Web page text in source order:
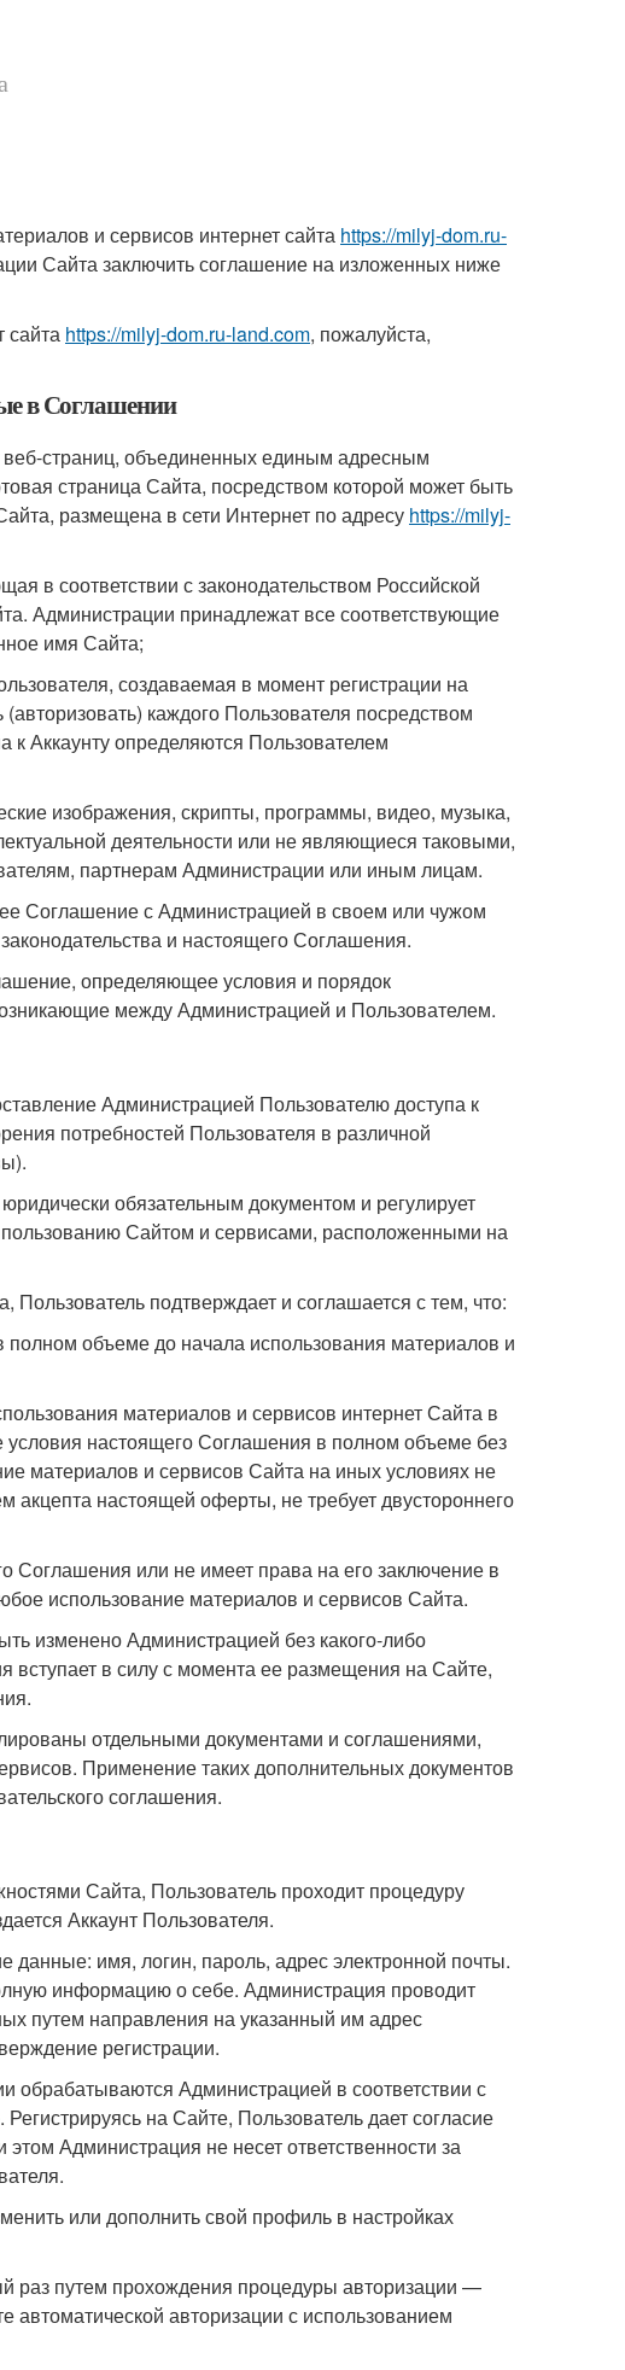
и сервисов интернет сайта https://milyj-dom.ru-
Сайта заключить соглашение на изложенных ниже
сайта https://milyj-dom.ru-land.com, пожалуйста,
в Соглашении
страниц, объединенных единым адресным
страница Сайта, посредством которой может быть
размещена в сети Интернет по адресу https://milyj-
в соответствии с законодательством Российской
Администрации принадлежат все соответствующие
имя Сайта;
создаваемая в момент регистрации на
каждого Пользователя посредством
к Аккаунту определяются Пользователем
изображения, скрипты, программы, видео, музыка,
деятельности или не являющиеся таковыми,
партнерам Администрации или иным лицам.
Соглашение с Администрацией в своем или чужом
и настоящего Соглашения.
определяющее условия и порядок
между Администрацией и Пользователем.
Администрацией Пользователю доступа к
потребностей Пользователя в различной
обязательным документом и регулирует
Сайтом и сервисами, расположенными на
подтверждает и соглашается с тем, что:
объеме до начала использования материалов и
материалов и сервисов интернет Сайта в
настоящего Соглашения в полном объеме без
материалов и сервисов Сайта на иных условиях не
настоящей оферты, не требует двустороннего
Соглашения или не имеет права на его заключение в
использование материалов и сервисов Сайта.
изменено Администрацией без какого-либо
в силу с момента ее размещения на Сайте,
отдельными документами и соглашениями,
Применение таких дополнительных документов
соглашения.
Сайта, Пользователь проходит процедуру
Аккаунт Пользователя.
данные: имя, логин, пароль, адрес электронной почты.
информацию о себе. Администрация проводит
путем направления на указанный им адрес
регистрации.
обрабатываются Администрацией в соответствии с
на Сайте, Пользователь дает согласие
Администрация не несет ответственности за
или дополнить свой профиль в настройках
раз путем прохождения процедуры авторизации —
автоматической авторизации с использованием